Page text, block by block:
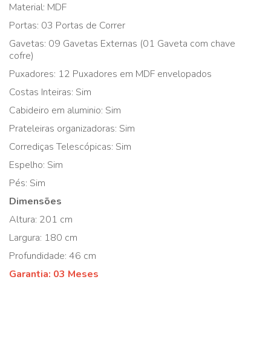
Material: MDF
Portas: 03 Portas de Correr
Gavetas: 09 Gavetas Externas (01 Gaveta com chave
cofre)
Puxadores: 12 Puxadores em MDF envelopados
Costas Inteiras: Sim
Cabideiro em aluminio: Sim
Prateleiras organizadoras: Sim
Corrediças Telescópicas: Sim
Espelho: Sim
Pés: Sim
Dimensões
Altura: 201 cm
Largura: 180 cm
Profundidade: 46 cm
Garantia: 03 Meses